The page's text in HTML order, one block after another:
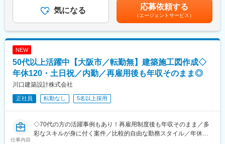
一部現場での施工管理業務をお願いするケースもございますが、
基本は作業前のお客様とのやり取りが主です。
今回お任せする予定の業務は現在60代の常務1人で行っておりま
す。
常務の業務負担を軽減するために今回増員採用予定です。
将来的には幹部候補として活躍いただくことを期待しておりま
す。
当社は創業以来、総合建設業として高い技術と信用をもって社会
に貢献し続け、自主特許技術として真空吸引圧送浚渫工法、自社
あり1月あたり2.20％（前年度実績）■賞与 年2回：計 3.00ヶ月分
（前年度実績）賃金はあくまでも目安の金額であり、選考を通じ
て上下する可能性があります。月給(月額)は固定手当を含めた表記
です。
気になる 応募依頼する
（エージェントサービス）
NEW
50代以上活躍中【大阪市／転勤無】建築施工図作成◇
年休120・土日祝／内勤／再雇用後も年収そのまま◎
川口建築設計株式会社
正社員 転勤なし 5名以上採用
仕事内容
◇70代の方の活躍事例もあり！再雇用制度後も年収そのまま／多
彩なスキルが身に付く案件／比較的自由な勤務スタイル／年休